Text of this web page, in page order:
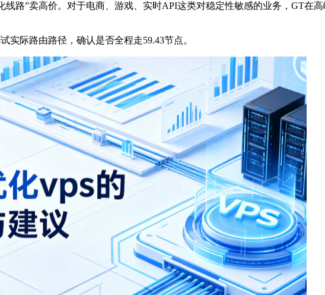
”卖高价。对于电商、游戏、实时API这类对稳定性敏感的业务，GT在
际路由路径，确认是否全程走59.43节点。